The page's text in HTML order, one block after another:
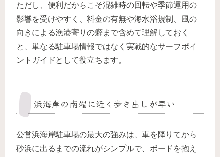
ただし、便利だからこそ混雑時の回転や季節運用の
影響を受けやすく、料金の有無や海水浴規制、風の
向きによる漁港寄りの癖まで含めて理解しておく
と、単なる駐車場情報ではなく実戦的なサーフポイ
ントガイドとして役立ちます。
浜海岸の南端に近く歩き出しが早い
公営浜海岸駐車場の最大の強みは、車を降りてから
砂浜に出るまでの流れがシンプルで、ボードを抱え